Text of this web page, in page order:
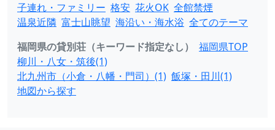
子連れ・ファミリー 格安 花火OK 全館禁煙
温泉近隣 富士山眺望 海沿い・海水浴 全てのテーマ
福岡県の貸別荘（キーワード指定なし）
福岡県TOP
柳川・八女・筑後(1)
北九州市（小倉・八幡・門司）(1) 飯塚・田川(1)
地図から探す